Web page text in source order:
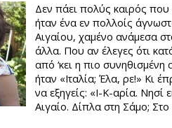
Δεν πάει πολύς καιρός που
ήταν ένα εν πολλοίς
Αιγαίου, χαμένο ανάμεσα
άλλα. Που αν έλεγες ότι
από ‘κει η πιο συνηθισμένη
ήταν «Ιταλία; Έλα, ρε!» Κι
να εξηγείς: «Ι-Κ-αρία. Νησί
Αιγαίο. Δίπλα στη Σάμο;